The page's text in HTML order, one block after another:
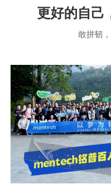
更好的自己
敢拼韧